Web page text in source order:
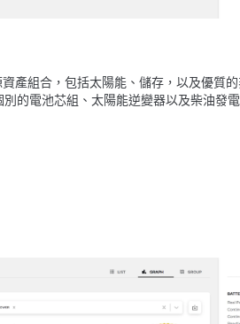
產組合，包括太陽能、儲存，以及優質
的電池芯組、太陽能逆變器以及柴油發